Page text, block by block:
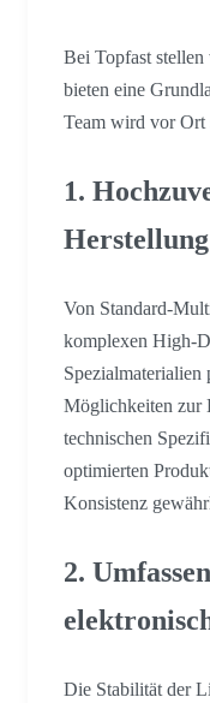
Bei Topfast
bieten eine
Team wird vor Ort
1.
Herstellung
Von Standard-
komplexen High-
Spezialmaterialien
Möglichkeiten zur
technischen
optimierten
Konsistenz
2.
Die Stabilität der